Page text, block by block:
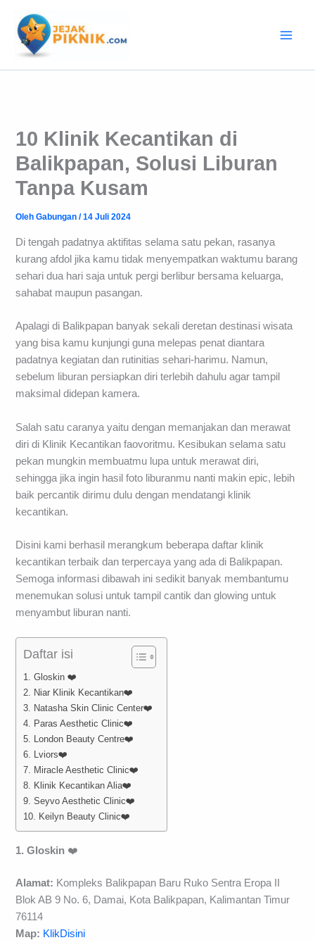
konten
10 Klinik Kecantikan di
Balikpapan, Solusi Liburan
Tanpa Kusam
OlehGabungan/14 Juli 2024
Di tengah padatnya aktifitas selama satu pekan, rasanya
kurang afdol jika kamu tidak menyempatkan waktumu barang
sehari dua hari saja untuk pergi berlibur bersama keluarga,
sahabat maupun pasangan.
Apalagi di Balikpapan banyak sekali deretan destinasi wisata
yang bisa kamu kunjungi guna melepas penat diantara
padatnya kegiatan dan rutinitias sehari-harimu. Namun,
sebelum liburan persiapkan diri terlebih dahulu agar tampil
maksimal didepan kamera.
Salah satu caranya yaitu dengan memanjakan dan merawat
diri di Klinik Kecantikan faovoritmu. Kesibukan selama satu
pekan mungkin membuatmu lupa untuk merawat diri,
sehingga jika ingin hasil foto liburanmu nanti makin epic, lebih
baik percantik dirimu dulu dengan mendatangi klinik
kecantikan.
Disini kami berhasil merangkum beberapa daftar klinik
kecantikan terbaik dan terpercaya yang ada di Balikpapan.
Semoga informasi dibawah ini sedikit banyak membantumu
menemukan solusi untuk tampil cantik dan glowing untuk
menyambut liburan nanti.
Daftar isi
1. Gloskin ❤️
2. Niar Klinik Kecantikan❤️
3. Natasha Skin Clinic Center❤️
4. Paras Aesthetic Clinic❤️
5. London Beauty Centre❤️
6. Lviors❤️
7. Miracle Aesthetic Clinic❤️
8. Klinik Kecantikan Alia❤️
9. Seyvo Aesthetic Clinic❤️
10. Keilyn Beauty Clinic❤️
1. Gloskin ❤️
Alamat: Kompleks Balikpapan Baru Ruko Sentra Eropa II
Blok AB 9 No. 6, Damai, Kota Balikpapan, Kalimantan Timur
76114
Map: KlikDisini